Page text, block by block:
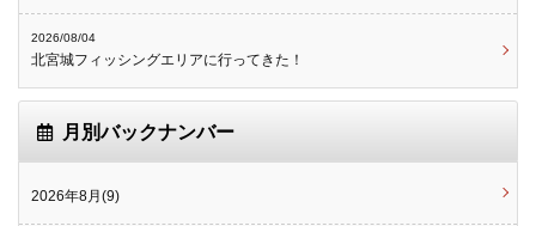
2026/08/04
北宮城フィッシングエリアに行ってきた！
月別バックナンバー
2026年8月(9)